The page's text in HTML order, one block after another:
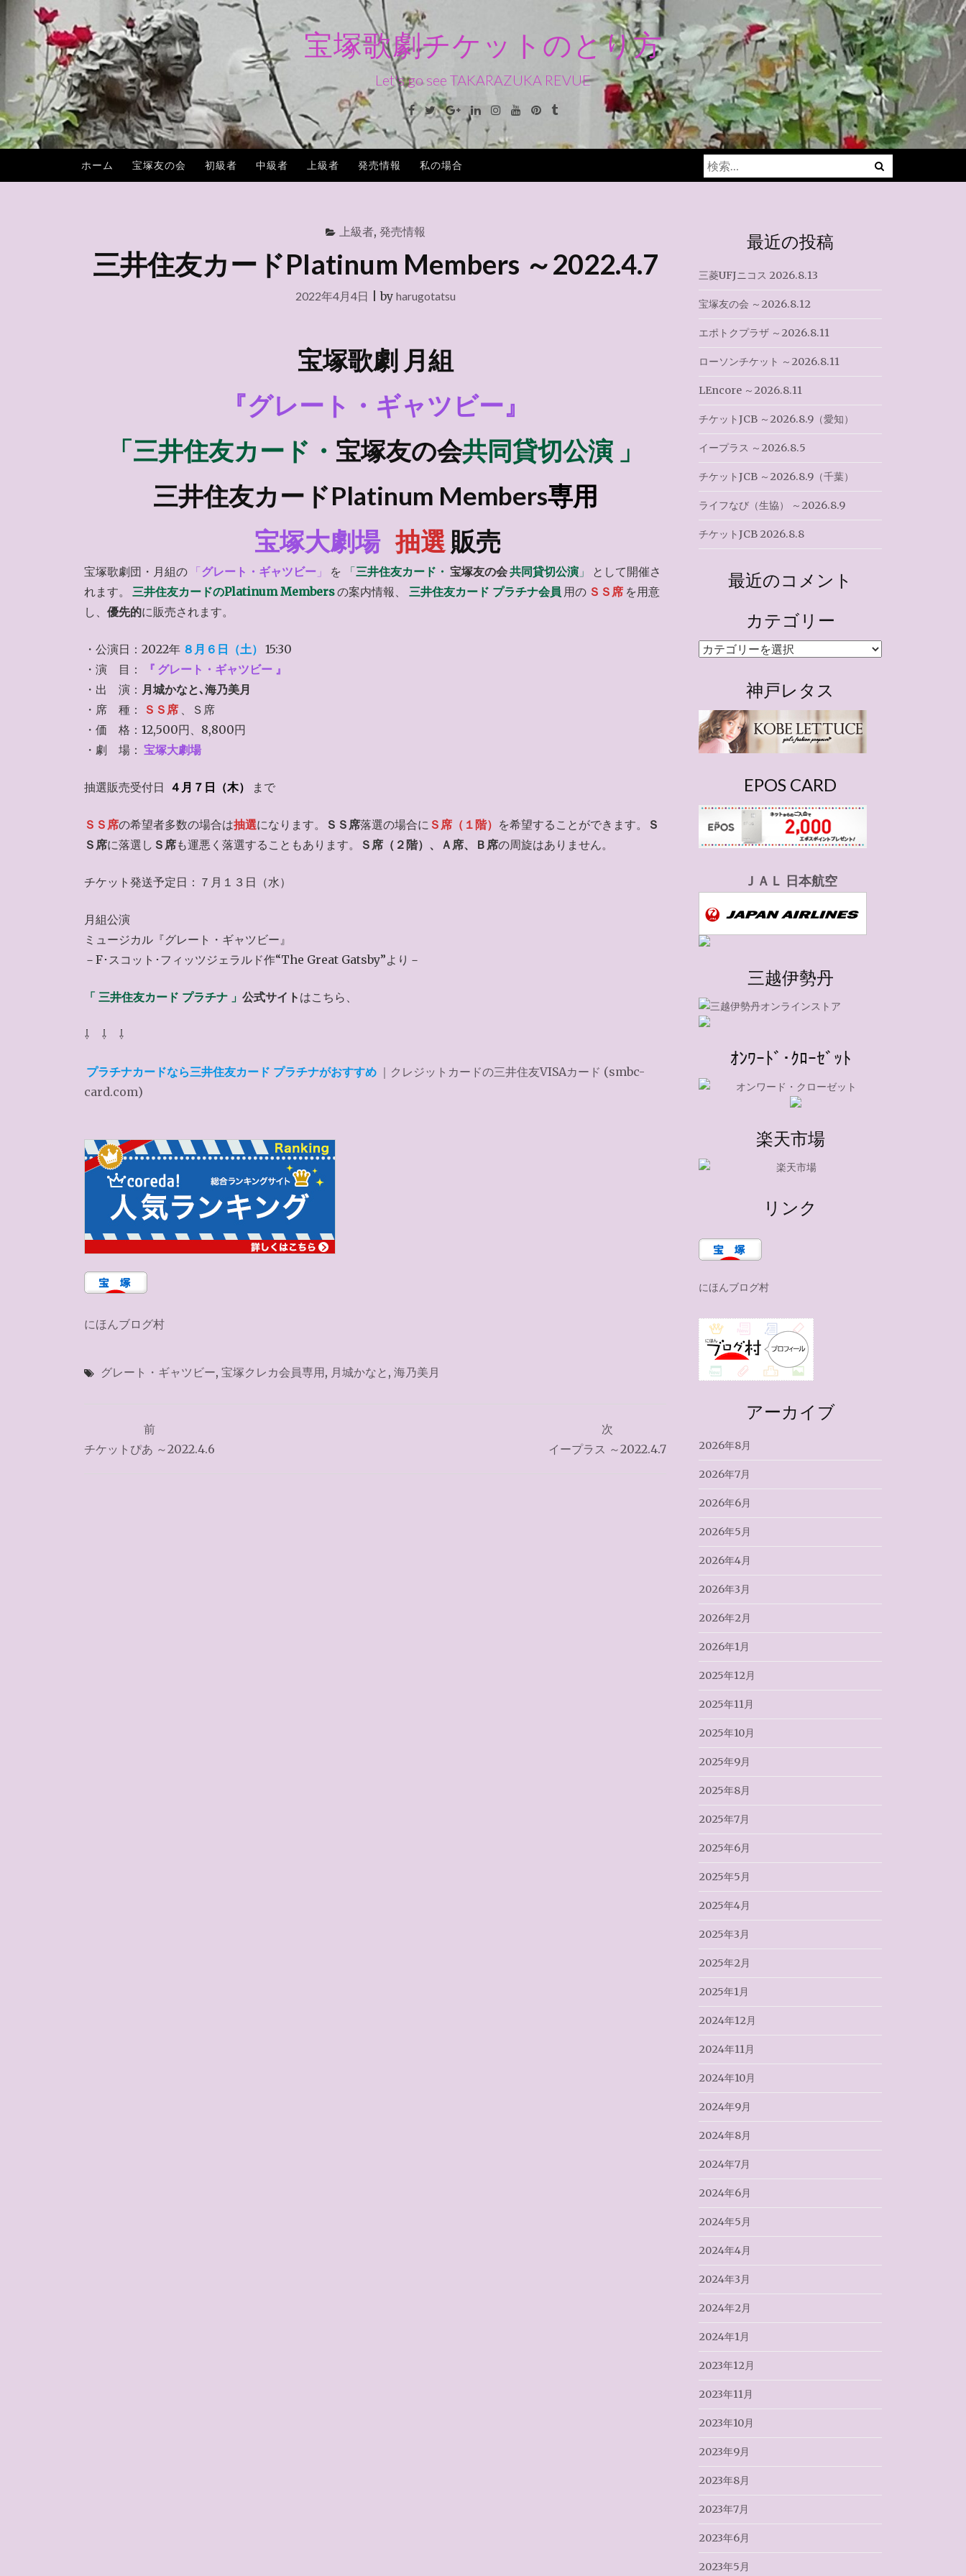
へ
ス
キ
宝塚歌劇チケットのとり方
Let's go see TAKARAZUKA REVUE
Facebook
TwitterGoogle+LinkedinInstagramYoutubePinterest
Tumblr
ホーム 宝塚友の会 初級者 中級者 上級者 発売情報 私の場合
検
索:
上級者, 発売情報
三井住友カードPlatinum Members ～2022.4.7
2022年4月4日 |by harugotatsu
宝塚歌劇 月組
『グレート・ギャツビー』
「三井住友カード・ 宝塚友の会共同貸切公演 」
三井住友カードPlatinum Members専用
宝塚大劇場 抽選 販売
宝塚歌劇団・月組の 「グレート・ギャツビー 」 を 「三井住友カード・ 宝塚友の会共同貸切公演」
として開催さ
れます。
三井住友カードのPlatinum Membersの案内情報、 三井住友カード プラチナ会員 用の ＳＳ席 を用意
し、 優先的に販売されます。
・公演日：2022年 ８月６日（土）
15:30
・演 目：
『 グレート・ギャツビー 』
・出 演： 月城かなと､海乃美月
・席 種：
ＳＳ席 、Ｓ席
・価 格：12,500円、8,800円
・劇 場： 宝塚大劇場
抽選販売受付日 ４月７日（木） まで
ＳＳ席の希望者多数の場合は抽選になります。 ＳＳ席落選の場合に Ｓ席（１階） を希望することができます。
Ｓ
Ｓ席に落選し Ｓ席も運悪く落選することもあります。 Ｓ席（２階）、Ａ席、Ｂ席の周旋はありません。
チケット発送予定日：７月１３日（水）
月組公演
ミュージカル『グレート・ギャツビー』
－F･スコット･フィッツジェラルド作“The Great Gatsby”より－
「 三井住友カード プラチナ 」 公式サイト はこちら、
⇩ ⇩ ⇩
プラチナカードなら三井住友カード プラチナがおすすめ ｜クレジットカードの三井住友VISAカード (smbc-
card.com)
にほんブログ村
グレート・ギャツビー, 宝塚クレカ会員専用, 月城かなと , 海乃美月
稿
前
チケットぴあ ～2022.4.6
次
イープラス ～2022.4.7
最近の投稿
三菱UFJニコス 2026.8.13
宝塚友の会 ～2026.8.12
エポトクプラザ ～2026.8.11
ローソンチケット ～2026.8.11
LEncore ～2026.8.11
チケットJCB ～2026.8.9（愛知）
イープラス ～2026.8.5
チケットJCB ～2026.8.9（千葉）
ライフなび（生協） ～2026.8.9
チケットJCB 2026.8.8
最近のコメント
カテゴリー
カ
ー
神戸レタス
EPOS CARD
ＪＡＬ 日本航空
三越伊勢丹
ｵﾝﾜｰﾄﾞ･ｸﾛｰｾﾞｯﾄ
楽天市場
リンク
にほんブログ村
アーカイブ
2026年8月
2026年7月
2026年6月
2026年5月
2026年4月
2026年3月
2026年2月
2026年1月
2025年12月
2025年11月
2025年10月
2025年9月
2025年8月
2025年7月
2025年6月
2025年5月
2025年4月
2025年3月
2025年2月
2025年1月
2024年12月
2024年11月
2024年10月
2024年9月
2024年8月
2024年7月
2024年6月
2024年5月
2024年4月
2024年3月
2024年2月
2024年1月
2023年12月
2023年11月
2023年10月
2023年9月
2023年8月
2023年7月
2023年6月
2023年5月